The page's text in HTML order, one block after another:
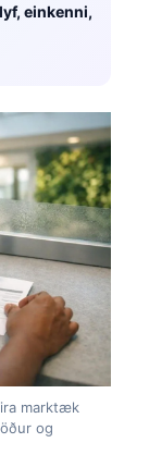
einkenni,
marktæk
og